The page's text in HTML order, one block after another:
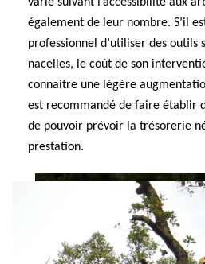
également de leur nombre. S’il
professionnel d’utiliser des outils
nacelles, le coût de son
connaitre une légère
est recommandé de faire établir
de pouvoir prévoir la trésorerie
prestation.